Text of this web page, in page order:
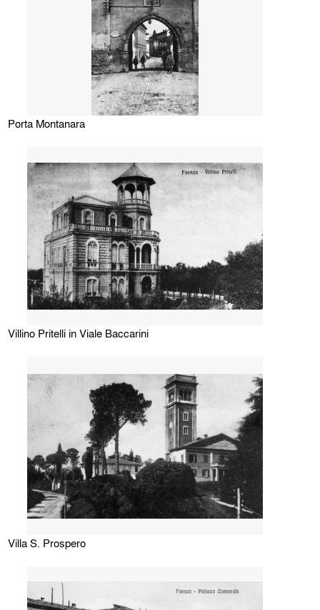
Porta Montanara
Villino Pritelli in Viale Baccarini
Villa S. Prospero